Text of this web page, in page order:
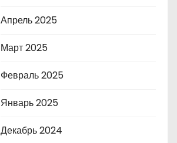
Апрель 2025
Март 2025
Февраль 2025
Январь 2025
Декабрь 2024